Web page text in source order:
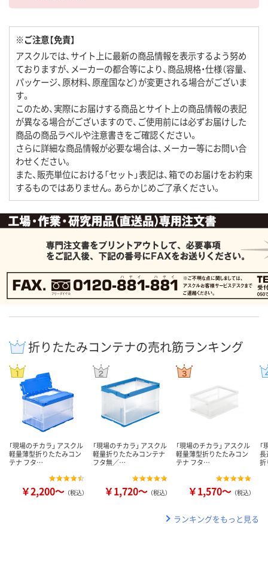
※ご注意【免責】
アスクルでは、サイト上に最新の商品情報を表示するよう努め
ておりますが、メーカーの都合等により、商品規格・仕様（容量、
パッケージ、原材料、原産国など）が変更される場合がございま
す。
このため、実際にお届けする商品とサイト上の商品情報の表記
が異なる場合がございますので、ご使用前には必ずお届けした
商品の商品ラベルや注意書きをご確認ください。
さらに詳細な商品情報が必要な場合は、メーカー等にお問い合
わせください。
また、販売単位における「セット」表記は、箱でのお届けをお約束
するものではありません。あらかじめご了承ください。
折りたたみコンテナの売れ筋ランキング
「現場のチカラ」 アスクル
軽量薄型折りたたみコン
テナ フタ…
￥2,200～ （税込）
「現場のチカラ」 アスクル
軽量折りたたみコンテナ
フタ無／…
￥1,720～ （税込）
「現場のチカラ」 アスクル
軽量薄型折りたたみコン
テナ フタ…
￥1,570～ （税込）
長
ランキングをもっと見る